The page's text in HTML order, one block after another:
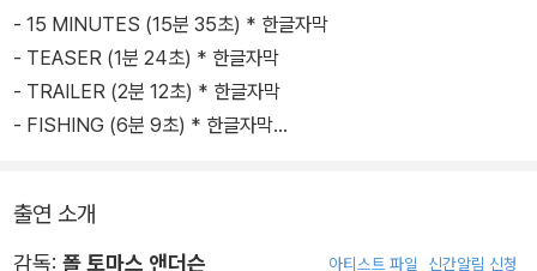
된 그의 야망과 꿈은 어느새 탐욕과 폭력으로 바뀌게 되고, 쉴새 없이
샘솟는 석유와는 반대로 아들과 친구 사이에는 사랑과 존경, 희망, 믿
음 등이 사라져만 간다.
과 함께 엘라이의 집을 방문한 다니엘은 그 곳에 엄청난 양의 석유가
있음을 알게 되고 엘라이 아버지의 땅을 매입한다. 엘라이는 다니엘
- 15 MINUTES (15분 35초) * 한글자막
- TEASER (1분 24초) * 한글자막
- TRAILER (2분 12초) * 한글자막
- FISHING (6분 9초) * 한글자막
- THE STORY OF PETROLEUM (25분 44초) * 한글자막
출연 소개
감독: 폴 토마스 앤더슨 아티스트 파일 신간알림 신청